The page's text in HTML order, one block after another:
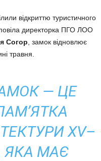
відкриттю туристичного
директорка ПГО ЛОО
Согор , замок відновлює
травня.
— ЦЕ
XV–
ЯКА МАЄ